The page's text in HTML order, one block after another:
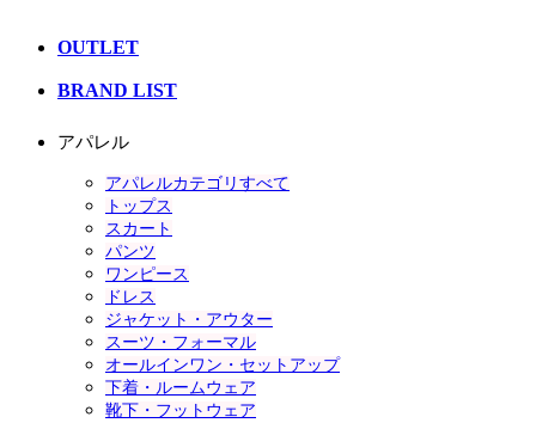
OUTLET
BRAND LIST
アパレル
アパレルカテゴリすべて
トップス
スカート
パンツ
ワンピース
ドレス
ジャケット・アウター
スーツ・フォーマル
オールインワン・セットアップ
下着・ルームウェア
靴下・フットウェア